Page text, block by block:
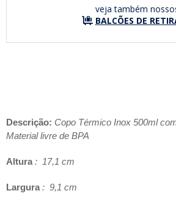
veja também
BALCÕES DE
Descrição: Copo Térmico Inox 500ml
Material livre de BPA
Altura : 17,1 cm
Largura : 9,1 cm